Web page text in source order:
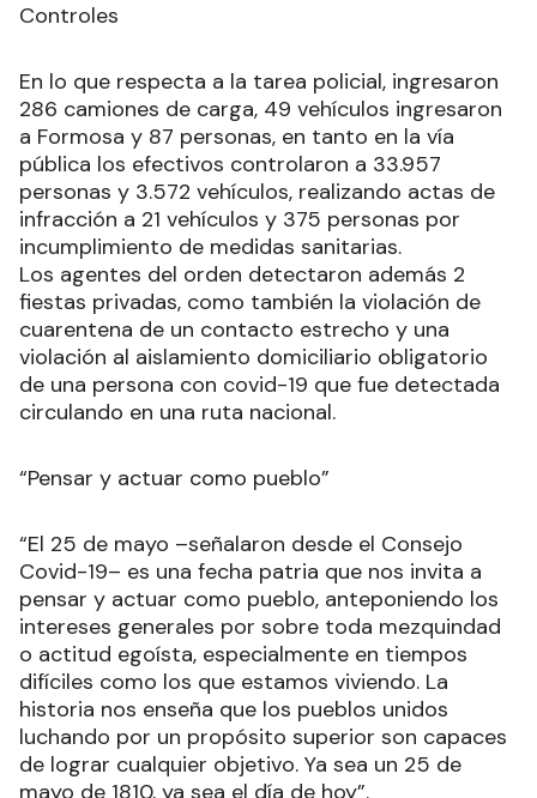
Controles
En lo que respecta a la tarea policial, ingresaron
286 camiones de carga, 49 vehículos ingresaron
a Formosa y 87 personas, en tanto en la vía
pública los efectivos controlaron a 33.957
personas y 3.572 vehículos, realizando actas de
infracción a 21 vehículos y 375 personas por
incumplimiento de medidas sanitarias.
Los agentes del orden detectaron además 2
fiestas privadas, como también la violación de
cuarentena de un contacto estrecho y una
violación al aislamiento domiciliario obligatorio
de una persona con covid-19 que fue detectada
circulando en una ruta nacional.
“Pensar y actuar como pueblo”
“El 25 de mayo –señalaron desde el Consejo
Covid-19– es una fecha patria que nos invita a
pensar y actuar como pueblo, anteponiendo los
intereses generales por sobre toda mezquindad
o actitud egoísta, especialmente en tiempos
difíciles como los que estamos viviendo. La
historia nos enseña que los pueblos unidos
luchando por un propósito superior son capaces
de lograr cualquier objetivo. Ya sea un 25 de
mayo de 1810, ya sea el día de hoy”.